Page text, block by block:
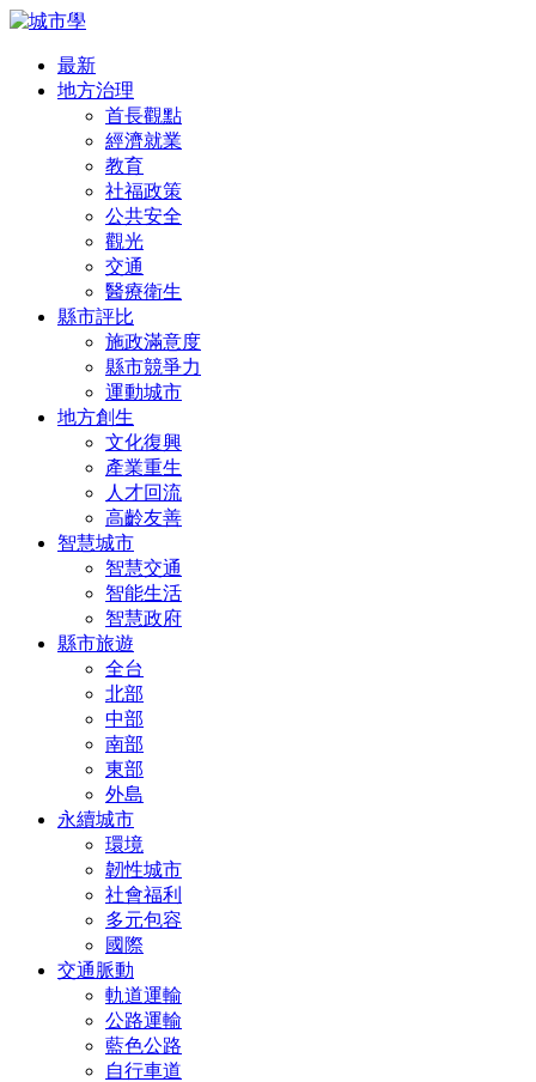
最新
地方治理
首長觀點
經濟就業
教育
社福政策
公共安全
觀光
交通
醫療衛生
縣市評比
施政滿意度
縣市競爭力
運動城市
地方創生
文化復興
產業重生
人才回流
高齡友善
智慧城市
智慧交通
智能生活
智慧政府
縣市旅遊
全台
北部
中部
南部
東部
外島
永續城市
環境
韌性城市
社會福利
多元包容
國際
交通脈動
軌道運輸
公路運輸
藍色公路
自行車道